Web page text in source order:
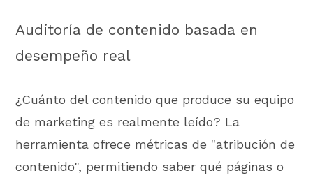
Auditoría de contenido basada en
desempeño real
¿Cuánto del contenido que produce su equipo
de marketing es realmente leído? La
herramienta ofrece métricas de "atribución de
contenido", permitiendo saber qué páginas o